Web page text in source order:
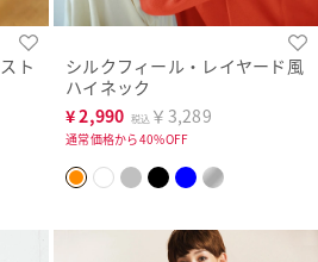
ト
シルクフィール・レイヤード風
ハイネック
¥2,990 税込 ￥3,289
通常価格から40%OFF